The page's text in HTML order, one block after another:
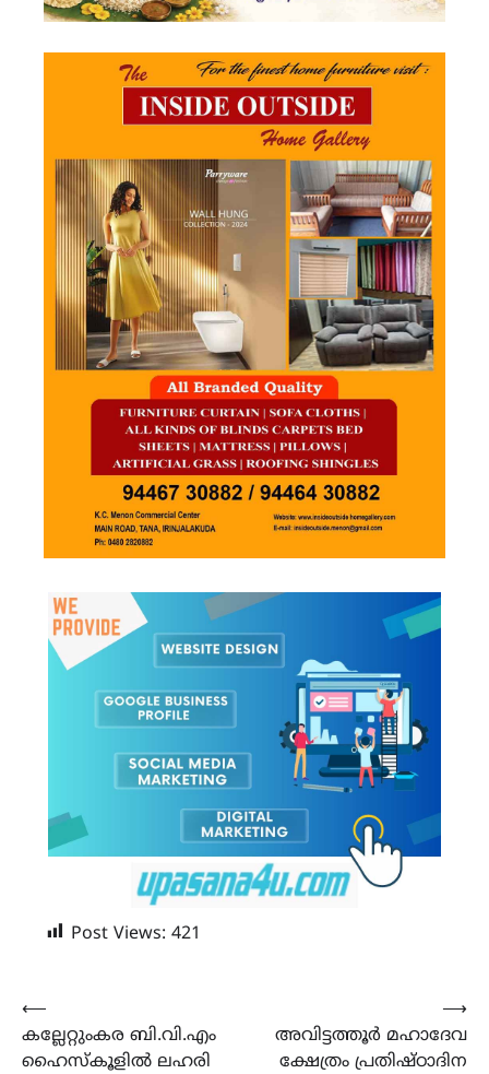
Post Views: 421
Post
navigation
⟵
കല്ലേറ്റുംകര ബി.വി.എം
ഹൈസ്കൂളിൽ ലഹരി
അവിട്ടത്തൂർ മഹാദേവ
ക്ഷേത്രം പ്രതിഷ്ഠാദിന
⟶